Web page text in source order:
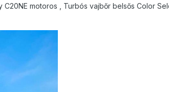
motoros , Turbós vajbőr belsős Color